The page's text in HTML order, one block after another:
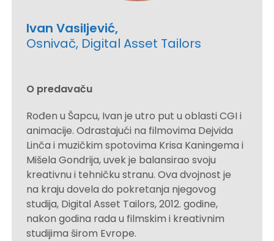
Ivan Vasiljević,
Osnivač, Digital Asset Tailors
O predavaču
Rođen u Šapcu, Ivan je utro put u oblasti CGI i
animacije. Odrastajući na filmovima Dejvida
Linča i muzičkim spotovima Krisa Kaningema i
Mišela Gondrija, uvek je balansirao svoju
kreativnu i tehničku stranu. Ova dvojnost je
na kraju dovela do pokretanja njegovog
studija, Digital Asset Tailors, 2012. godine,
nakon godina rada u filmskim i kreativnim
studijima širom Evrope.